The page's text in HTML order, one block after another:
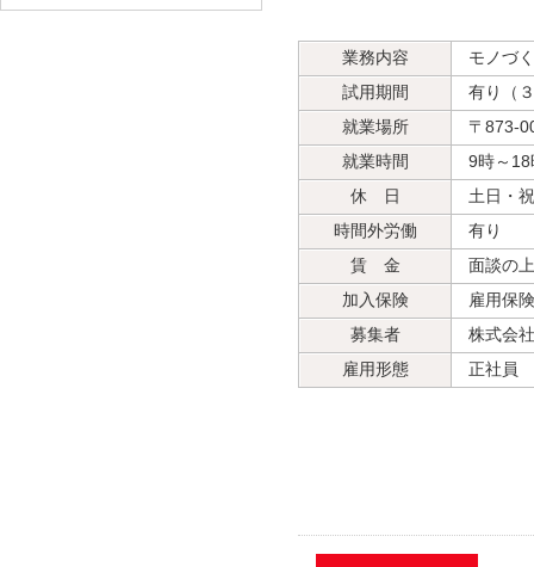
業務内容
モノづ
試用期間
有り（
就業場所
〒873-
就業時間
9時～18
休 日
土日・
時間外労働
有り
賃 金
面談の
加入保険
雇用保
募集者
株式会
雇用形態
正社員